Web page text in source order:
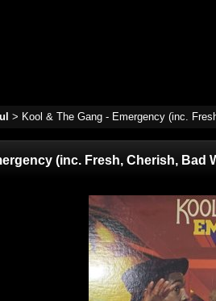
> Kool & The Gang - Emergency (inc.
(inc. Fresh, Cherish, Bad